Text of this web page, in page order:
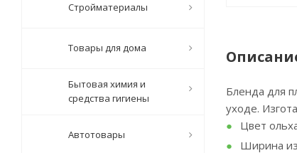
Бленда для
уходе.
Цвет
Ширина
Стройматериалы
Товары для дома
Бытовая химия и
средства гигиены
Автотовары